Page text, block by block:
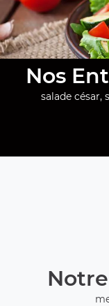
Nos
salade césar,